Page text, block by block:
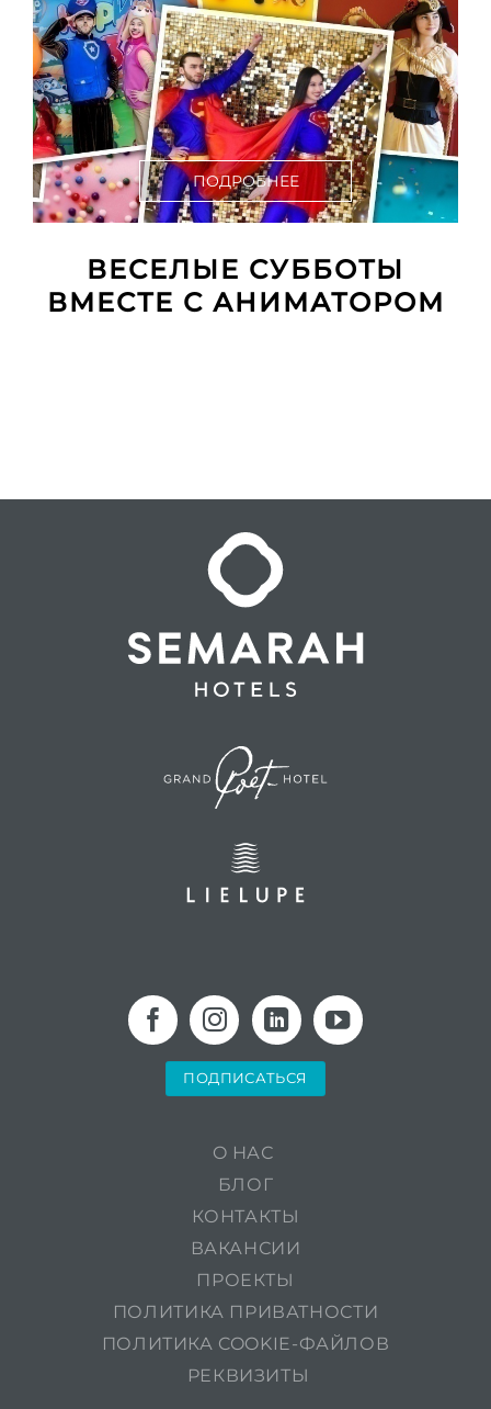
ПОДРОБНЕЕ
ВЕСЕЛЫЕ СУББОТЫ
ВМЕСТЕ С АНИМАТОРОМ
ПОДПИСАТЬСЯ
O НАС
БЛОГ
КОНТАКТЫ
ВАКАНСИИ
ПРОЕКТЫ
ПОЛИТИКА ПРИВАТНОСТИ
ПОЛИТИКА COOKIE-ФАЙЛОВ
РЕКВИЗИТЫ